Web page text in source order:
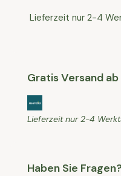
Lieferzeit nur 2-4
Gratis Versand ab
Lieferzeit nur 2-4
Haben Sie